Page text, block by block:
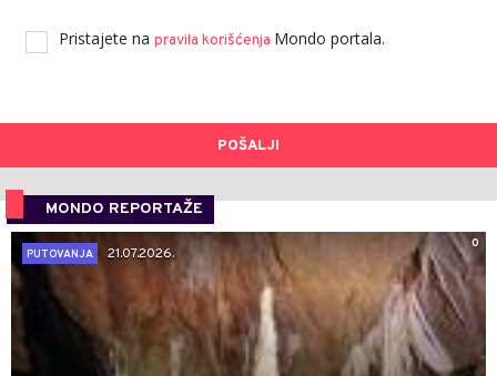
Pristajete na pravila korišćenja Mondo portala.
POŠALJI
MONDO REPORTAŽE
0
PUTOVANJA
21.07.2026.